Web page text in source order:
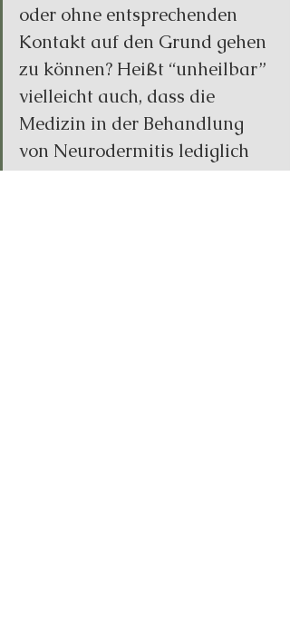
oder ohne entsprechenden
Kontakt auf den Grund gehen
zu können? Heißt “unheilbar”
vielleicht auch, dass die
Medizin in der Behandlung
von Neurodermitis lediglich
an ihre Grenzen stößt?